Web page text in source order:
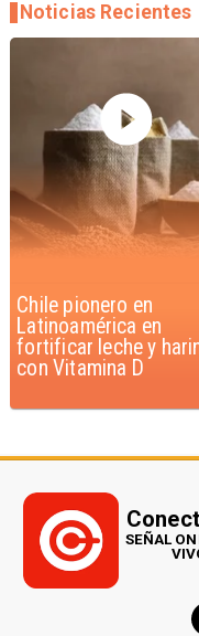
Éxito sin precedentes:
Película rompe récord
taquilla a nivel
Noticias Recientes
SEÑAL